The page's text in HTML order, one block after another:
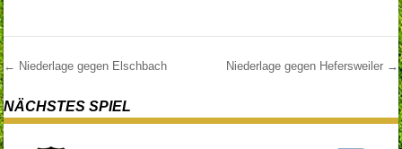
Post navigation
← Niederlage gegen Elschbach Niederlage gegen Hefersweiler →
NÄCHSTES SPIEL